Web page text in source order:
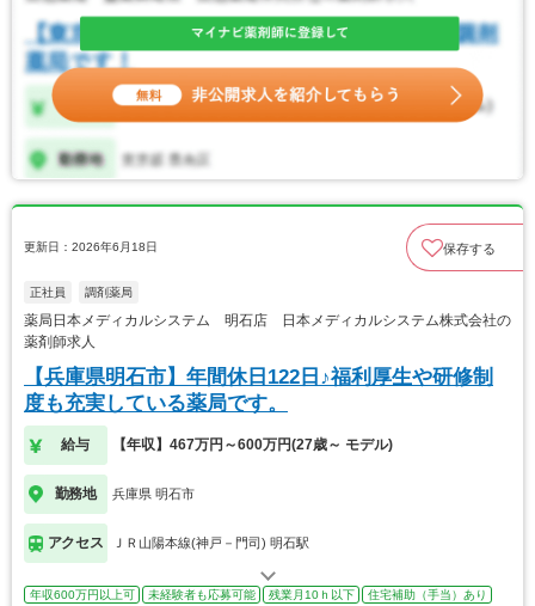
更新日：2026年6月18日 保存する
正社員 調剤薬局
薬局日本メディカルシステム 明石店 日本メディカルシステム株式会社の
薬剤師求人
【兵庫県明石市】年間休日122日♪福利厚生や研修制
度も充実している薬局です。
給与 【年収】467万円～600万円(27歳～ モデル)
勤務地 兵庫県 明石市
アクセス ＪＲ山陽本線(神戸－門司) 明石駅
年収600万円以上可 未経験者も応募可能 残業月10ｈ以下
住宅補助（手当）あり